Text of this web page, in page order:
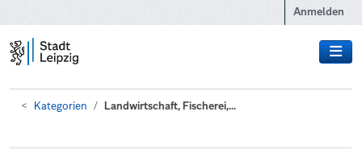
Anmelden
Kategorien Landwirtschaft, Fischerei,...